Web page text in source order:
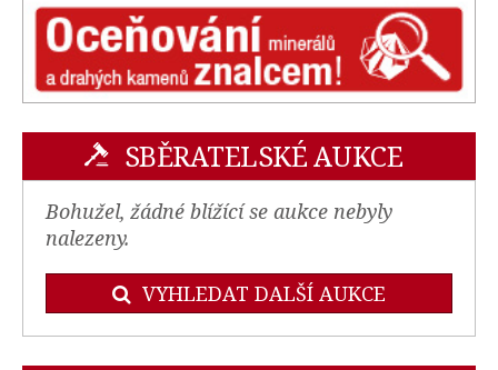
SBĚRATELSKÉ AUKCE
Bohužel, žádné blížící se aukce nebyly
nalezeny.
VYHLEDAT DALŠÍ AUKCE